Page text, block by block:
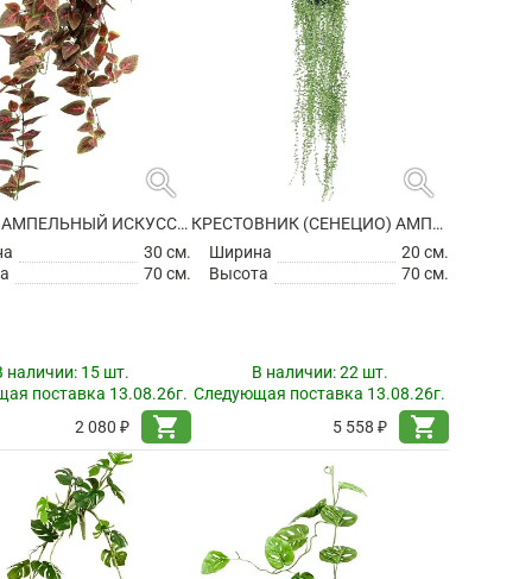
search
КОЛЕУС АМПЕЛЬНЫЙ ИСКУССТВЕННЫЙ
30 см.
70 см.
наличии: 15 шт.
поставка 13.08.26г.
2 080 ₽
shopping_cart
search
КРЕСТОВНИК (СЕНЕЦИО) АМПЕЛЬНЫЙ В ПОДВЕСНОМ ГОРШКЕ ИСКУССТВЕННЫЙ
Ширина
20 см.
Высота
70 см.
В наличии:22 шт.
Следующая поставка 13.08.26г.
5 558 ₽
shopping_cart